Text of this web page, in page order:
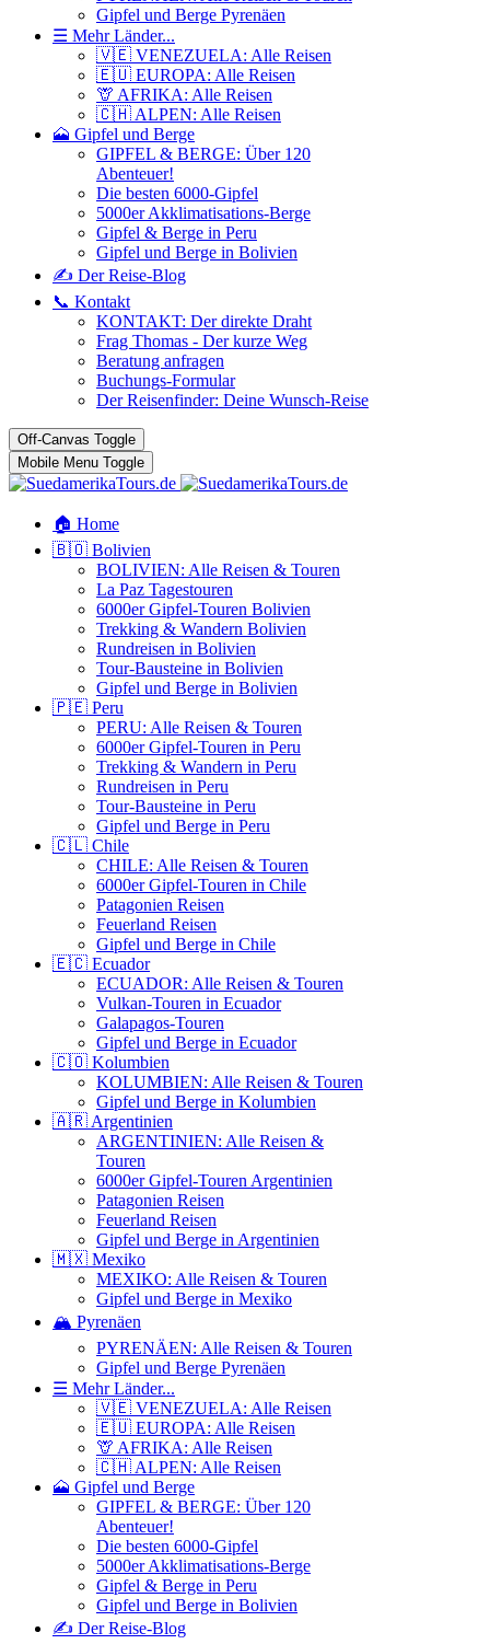
Gipfel und Berge Pyrenäen
☰ Mehr Länder...
🇻🇪 VENEZUELA: Alle Reisen
🇪🇺 EUROPA: Alle Reisen
🦒 AFRIKA: Alle Reisen
🇨🇭 ALPEN: Alle Reisen
🗻 Gipfel und Berge
GIPFEL & BERGE: Über 120
Abenteuer!
Die besten 6000-Gipfel
5000er Akklimatisations-Berge
Gipfel & Berge in Peru
Gipfel und Berge in Bolivien
✍️ Der Reise-Blog
📞 Kontakt
KONTAKT: Der direkte Draht
Frag Thomas - Der kurze Weg
Beratung anfragen
Buchungs-Formular
Der Reisenfinder: Deine Wunsch-Reise
Off-Canvas Toggle
Mobile Menu Toggle
🏠 Home
🇧🇴 Bolivien
BOLIVIEN: Alle Reisen & Touren
La Paz Tagestouren
6000er Gipfel-Touren Bolivien
Trekking & Wandern Bolivien
Rundreisen in Bolivien
Tour-Bausteine in Bolivien
Gipfel und Berge in Bolivien
🇵🇪 Peru
PERU: Alle Reisen & Touren
6000er Gipfel-Touren in Peru
Trekking & Wandern in Peru
Rundreisen in Peru
Tour-Bausteine in Peru
Gipfel und Berge in Peru
🇨🇱 Chile
CHILE: Alle Reisen & Touren
6000er Gipfel-Touren in Chile
Patagonien Reisen
Feuerland Reisen
Gipfel und Berge in Chile
🇪🇨 Ecuador
ECUADOR: Alle Reisen & Touren
Vulkan-Touren in Ecuador
Galapagos-Touren
Gipfel und Berge in Ecuador
🇨🇴 Kolumbien
KOLUMBIEN: Alle Reisen & Touren
Gipfel und Berge in Kolumbien
🇦🇷 Argentinien
ARGENTINIEN: Alle Reisen &
Touren
6000er Gipfel-Touren Argentinien
Patagonien Reisen
Feuerland Reisen
Gipfel und Berge in Argentinien
🇲🇽 Mexiko
MEXIKO: Alle Reisen & Touren
Gipfel und Berge in Mexiko
🏔️ Pyrenäen
PYRENÄEN: Alle Reisen & Touren
Gipfel und Berge Pyrenäen
☰ Mehr Länder...
🇻🇪 VENEZUELA: Alle Reisen
🇪🇺 EUROPA: Alle Reisen
🦒 AFRIKA: Alle Reisen
🇨🇭 ALPEN: Alle Reisen
🗻 Gipfel und Berge
GIPFEL & BERGE: Über 120
Abenteuer!
Die besten 6000-Gipfel
5000er Akklimatisations-Berge
Gipfel & Berge in Peru
Gipfel und Berge in Bolivien
✍️ Der Reise-Blog